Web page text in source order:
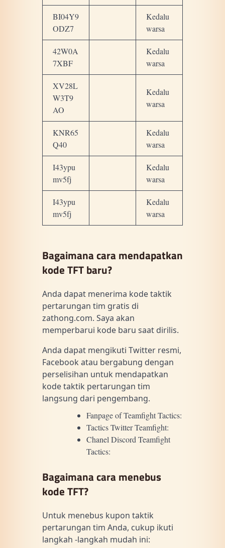
BI04Y9
ODZ7
Kedalu
warsa
42W0A
7XBF
Kedalu
warsa
XV28L
W3T9
AO
Kedalu
warsa
KNR65
Q40
Kedalu
warsa
I43ypu
mv5fj
Kedalu
warsa
I43ypu
mv5fj
Kedalu
warsa
Bagaimana cara mendapatkan
kode TFT baru?
Anda dapat menerima kode taktik
pertarungan tim gratis di
zathong.com. Saya akan
memperbarui kode baru saat dirilis.
Anda dapat mengikuti Twitter resmi,
Facebook atau bergabung dengan
perselisihan untuk mendapatkan
kode taktik pertarungan tim
langsung dari pengembang.
Fanpage of Teamfight Tactics:
Tactics Twitter Teamfight:
Chanel Discord Teamfight
Tactics:
Bagaimana cara menebus
kode TFT?
Untuk menebus kupon taktik
pertarungan tim Anda, cukup ikuti
langkah -langkah mudah ini: